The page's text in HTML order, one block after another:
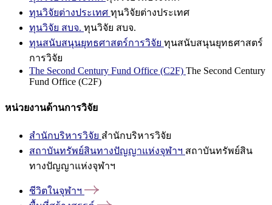
ทุนวิจัยต่างประเทศ ทุนวิจัยต่างประเทศ
ทุนวิจัย สบจ. ทุนวิจัย สบจ.
ทุนสนับสนุนยุทธศาสตร์การวิจัย ทุนสนับสนุนยุทธศาสตร์
การวิจัย
The Second Century Fund Office (C2F) The Second Century
Fund Office (C2F)
หน่วยงานด้านการวิจัย
สำนักบริหารวิจัย สำนักบริหารวิจัย
สถาบันทรัพย์สินทางปัญญาแห่งจุฬาฯ สถาบันทรัพย์สิน
ทางปัญญาแห่งจุฬาฯ
ชีวิตในจุฬาฯ